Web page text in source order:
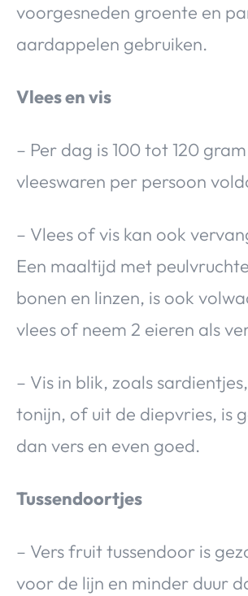
voorgesneden groente en
aardappelen gebruiken.
Vlees en vis
– Per dag is 100 tot 120
vleeswaren per persoon
– Vlees of vis kan ook
Een maaltijd met
bonen en linzen, is ook
vlees of neem 2 eieren als
– Vis in blik, zoals
tonijn, of uit de diepvries, is
dan vers en even goed.
Tussendoortjes
– Vers fruit tussendoor is
voor de lijn en minder duur